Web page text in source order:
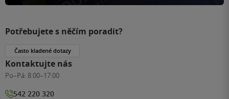
Potřebujete s něčím poradit?
Často kladené dotazy
Kontaktujte nás
Po–Pá: 8:00–17:00
542 220 320